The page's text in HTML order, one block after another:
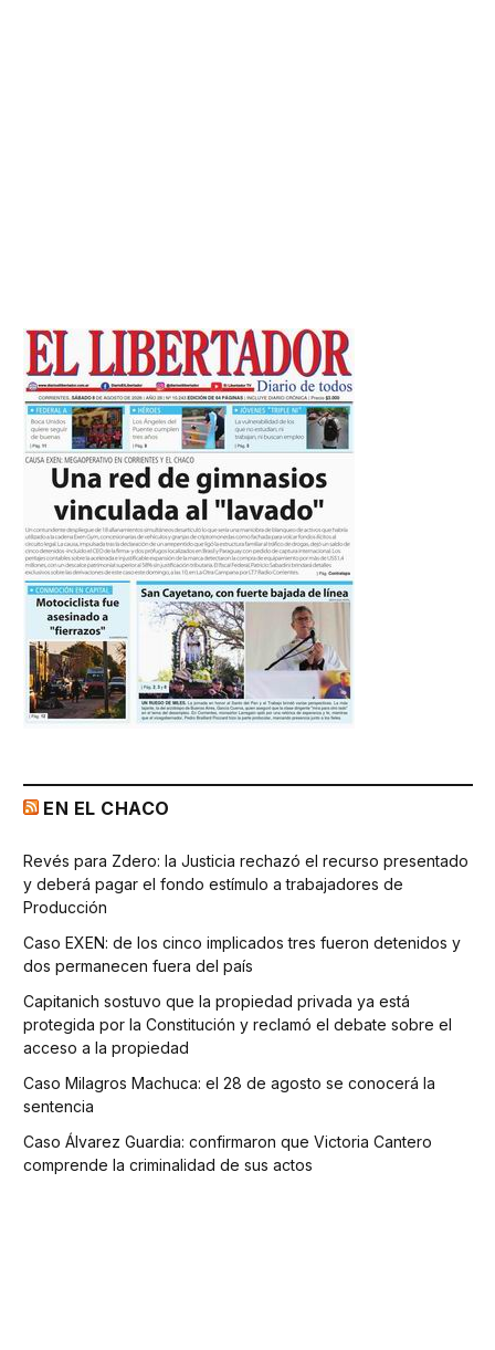
EN EL CHACO
Revés para Zdero: la Justicia rechazó el recurso presentado
y deberá pagar el fondo estímulo a trabajadores de
Producción
Caso EXEN: de los cinco implicados tres fueron detenidos y
dos permanecen fuera del país
Capitanich sostuvo que la propiedad privada ya está
protegida por la Constitución y reclamó el debate sobre el
acceso a la propiedad
Caso Milagros Machuca: el 28 de agosto se conocerá la
sentencia
Caso Álvarez Guardia: confirmaron que Victoria Cantero
comprende la criminalidad de sus actos